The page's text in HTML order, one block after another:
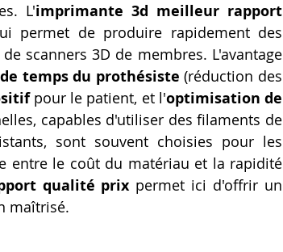
L'imprimante 3d meilleur rapport
permet de produire rapidement des
scanners 3D de membres. L'avantage
temps du prothésiste (réduction des
pour le patient, et l'optimisation de
capables d'utiliser des filaments de
sont souvent choisies pour les
entre le coût du matériau et la rapidité
qualité prix permet ici d'offrir un
maîtrisé.